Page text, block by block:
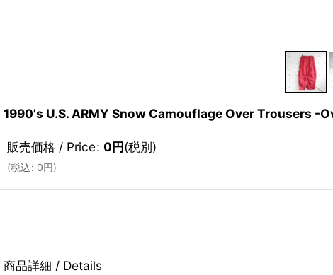
1990's U.S. ARMY Snow Camouflage Over Trousers
販売価格 / Price: 0円(税別)
(税込: 0円)
商品詳細 / Details